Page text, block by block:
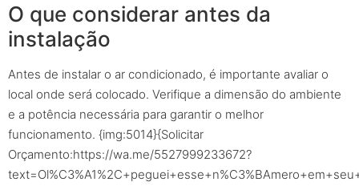
O que considerar antes da
instalação
Antes de instalar o ar condicionado, é importante avaliar o
local onde será colocado. Verifique a dimensão do ambiente
e a potência necessária para garantir o melhor
funcionamento. {img:5014}{Solicitar
Orçamento:https://wa.me/5527999233672?